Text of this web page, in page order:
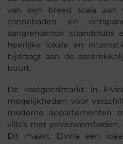
van een breed scala aan
zonnebaden en
aangrenzende strandclubs
heerlijke lokale en
bijdraagt aan de
buurt.
De vastgoedmarkt in
mogelijkheden voor
moderne appartementen
villa’s met
Dit maakt Elviria een